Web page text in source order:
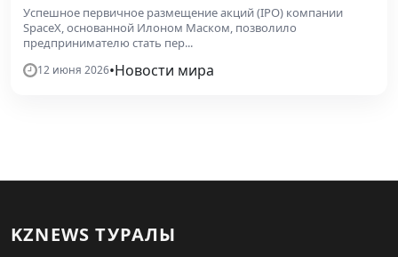
Успешное первичное размещение акций (IPO) компании
SpaceX, основанной Илоном Маском, позволило
предпринимателю стать пер...
12 июня 2026•Новости мира
KZNEWS ТУРАЛЫ